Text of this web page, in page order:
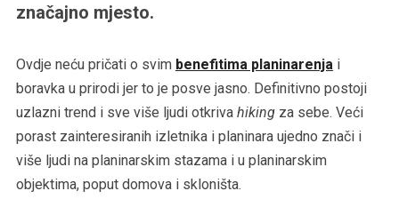
značajno mjesto.
Ovdje neću pričati o svim benefitima planinarenja i
boravka u prirodi jer to je posve jasno. Definitivno postoji
uzlazni trend i sve više ljudi otkriva hikingza sebe. Veći
porast zainteresiranih izletnika i planinara ujedno znači i
više ljudi na planinarskim stazama i u planinarskim
objektima, poput domova i skloništa.